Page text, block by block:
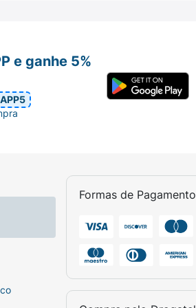
Formas de Pagamento
e ganhe 5%
APP5